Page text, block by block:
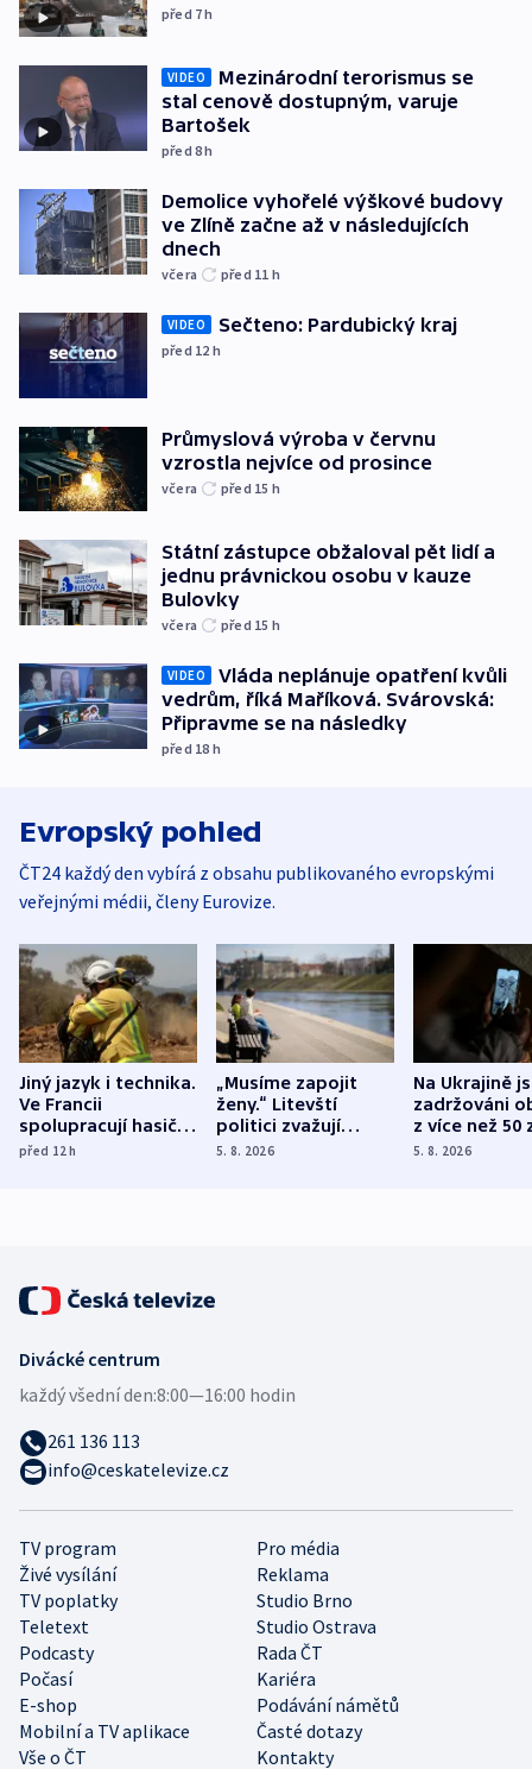
před 7h
VIDEO
Mezinárodní terorismus se
stal cenově dostupným, varuje
Bartošek
před 8h
Demolice vyhořelé výškové budovy
ve Zlíně začne až v následujících
dnech
včera před 11 h
VIDEO Sečteno: Pardubický kraj
před 12 h
Průmyslová výroba v červnu
vzrostla nejvíce od prosince
včera před 15 h
Státní zástupce obžaloval pět lidí a
jednu právnickou osobu v kauze
Bulovky
včera před 15 h
VIDEO
Vláda neplánuje opatření kvůli
vedrům, říká Maříková. Svárovská:
Připravme se na následky
před 18 h
Evropský pohled
ČT24 každý den vybírá z obsahu publikovaného evropskými
veřejnými médii, členy Eurovize.
Jiný jazyk i technika.
Ve Francii
spolupracují hasiči z
různých zemí
před 12h
„Musíme zapojit
ženy.“ Litevští
politici zvažují
dohodu o
5. 8. 2026
Na Ukrajině
zadržováni
z více než 50
Bojovali na
5. 8. 2026
TV program
Pro média
Živé vysílání
Reklama
TV poplatky
Studio Brno
Teletext
Studio Ostrava
Podcasty
Rada ČT
Počasí
Kariéra
E-shop
Podávání námětů
Mobilní a TV aplikace
Časté dotazy
Vše o ČT
Kontakty
Divácké centrum
každý všední den:8:00—16:00 hodin
261 136 113
info@ceskatelevize.cz